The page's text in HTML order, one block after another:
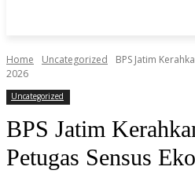
Home Uncategorized
BPS Jatim
2026
Uncategorized
BPS Jatim
Petugas Sensus